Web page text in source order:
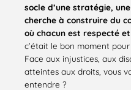
socle d’une stratégie,
cherche à construire du
où chacun est respecté
c’était le bon moment
Face aux injustices, aux
atteintes aux droits, vous
entendre ?